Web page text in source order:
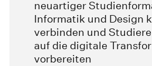
neuartiger
Informatik und Design
verbinden und
auf die digitale
vorbereiten